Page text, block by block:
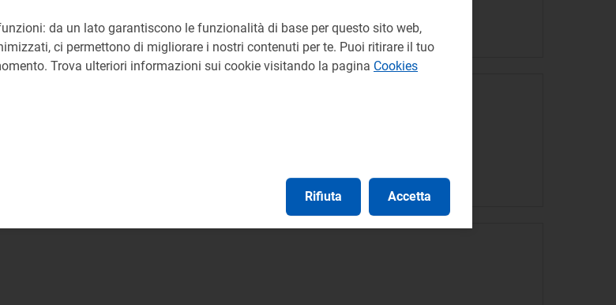
da un lato garantiscono le funzionalità di base per questo sito web,
ci permettono di migliorare i nostri contenuti per te. Puoi ritirare il tuo
Trova ulteriori informazioni sui cookie visitando la pagina Cookies
Rifiuta Accetta